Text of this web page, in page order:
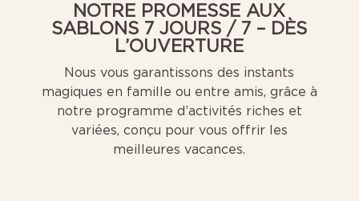
NOTRE PROMESSE AUX
SABLONS 7 JOURS / 7 – DÈS
L’OUVERTURE
Nous vous garantissons des instants
magiques en famille ou entre amis, grâce à
notre programme d’activités riches et
variées, conçu pour vous offrir les
meilleures vacances.